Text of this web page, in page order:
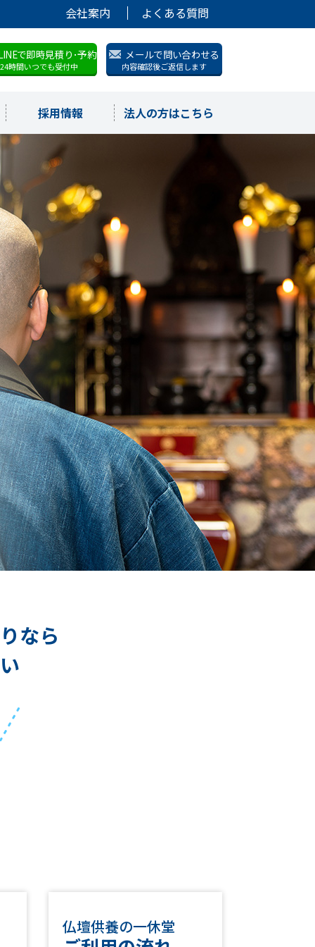
会社案内 よくある質問
で即時見積り･予約
24時間いつでも受付中
メールで問い合わせる
内容確認後ご返信します
採用情報 法人の方はこちら
なら
仏壇供養の一休堂